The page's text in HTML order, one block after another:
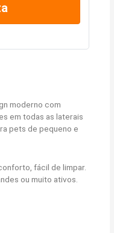
moderno com
em todas as laterais
pets de pequeno e
fácil de limpar.
ou muito ativos.